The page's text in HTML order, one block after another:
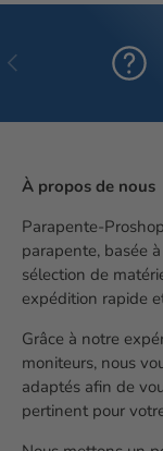
Précédent
À propos de nous
Parapente-
parapente, basée
sélection de
expédition rapide
Grâce à notre
moniteurs, nous
adaptés afin de
pertinent pour